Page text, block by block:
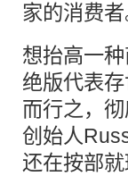
家的消费者
想抬高一
绝版代表
而行之，
创始人
还在按部